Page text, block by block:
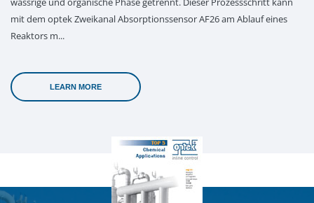
mit dem optek Zweikanal Absorptionssensor AF26 am Ablauf eines
Reaktors m...
LEARN MORE